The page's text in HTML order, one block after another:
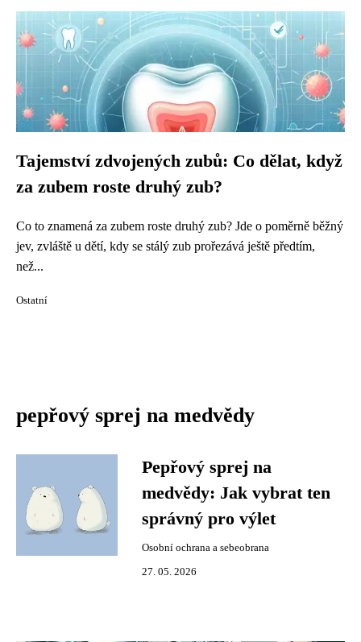
Tajemství zdvojených zubů: Co dělat, když
za zubem roste druhý zub?
Co to znamená za zubem roste druhý zub? Jde o poměrně běžný
jev, zvláště u dětí, kdy se stálý zub prořezává ještě předtím,
než...
Ostatní
pepřový sprej na medvědy
Pepřový sprej na
medvědy: Jak vybrat ten
správný pro výlet
Osobní ochrana a sebeobrana
27. 05. 2026